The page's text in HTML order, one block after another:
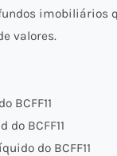
imobiliários
valores.
BCFF11
do BCFF11
do BCFF11